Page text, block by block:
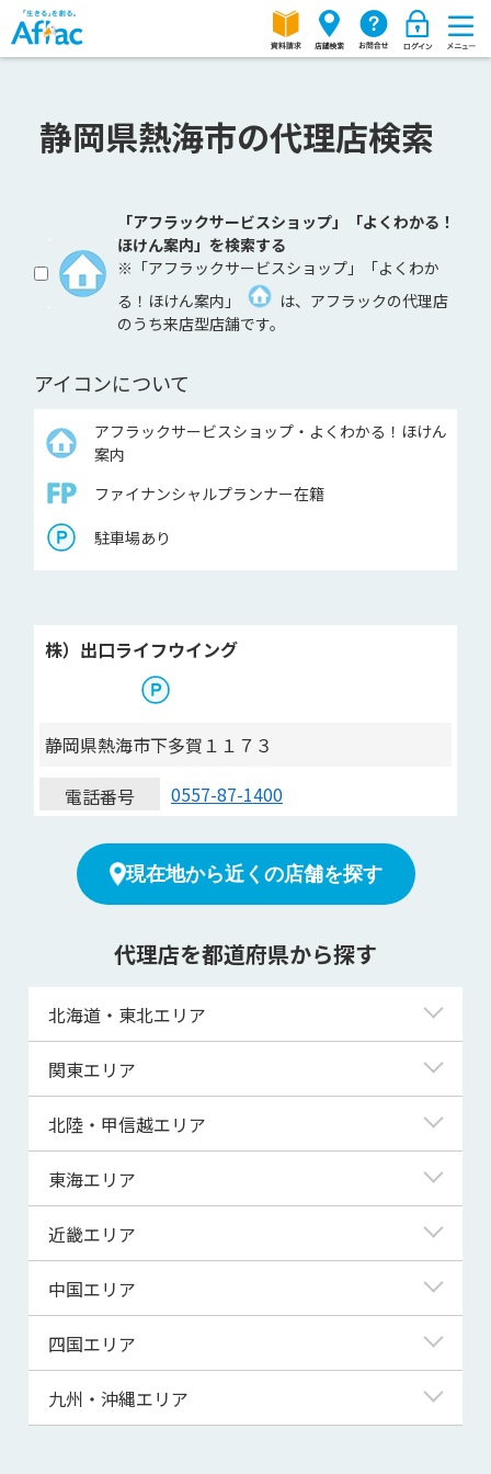
静岡県熱海市の代理店検索
「アフラックサービスショップ」「よくわかる！
ほけん案内」を検索する
※「アフラックサービスショップ」「よくわか
る！ほけん案内」
は、アフラックの代理店
のうち来店型店舗です。
アイコンについて
アフラックサービスショップ・よくわかる！ほけん
案内
ファイナンシャルプランナー在籍
駐車場あり
株）出口ライフウイング
静岡県熱海市下多賀１１７３
電話番号
0557-87-1400
現在地から近くの店舗を探す
代理店を都道府県から探す
北海道・東北エリア
北海道
青森県
宮城県
秋田県
山形県
関東エリア
東京都
神奈川県
埼玉県
千葉県
茨城県
群馬県
北陸・甲信越エリア
新潟県
富山県
福井県
山梨県
長野県
東海エリア
岐阜県
静岡県
三重県
近畿エリア
滋賀県
京都府
大阪府
兵庫県
中国エリア
鳥取県
島根県
四国エリア
徳島県
九州・沖縄エリア